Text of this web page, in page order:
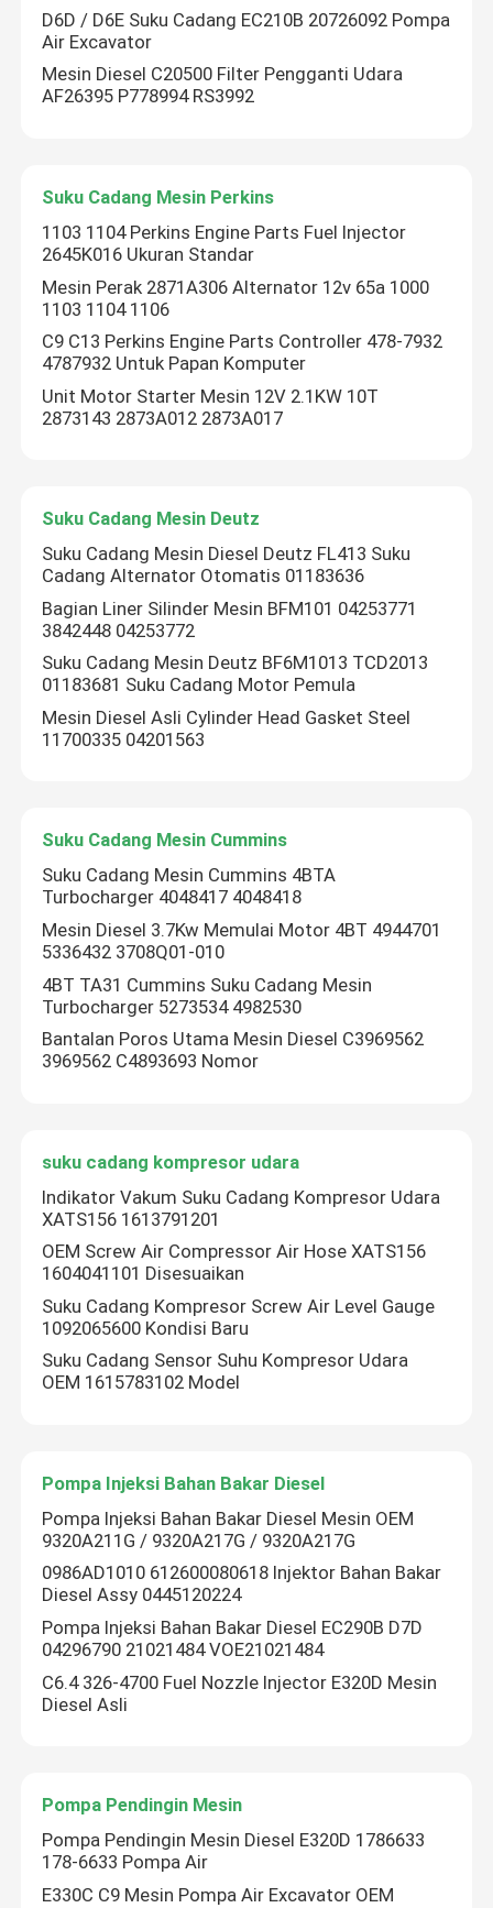
Rumah
Produk
Tentang kami
Tur Pabrik
Kontrol kualitas
Hubungi kami
Suku Cadang Ekskavator
D6D / D6E Suku Cadang EC210B 20726092 Pompa
Air Excavator
Mesin Diesel C20500 Filter Pengganti Udara
AF26395 P778994 RS3992
Suku Cadang Mesin Perkins
1103 1104 Perkins Engine Parts Fuel Injector
2645K016 Ukuran Standar
Mesin Perak 2871A306 Alternator 12v 65a 1000
1103 1104 1106
C9 C13 Perkins Engine Parts Controller 478-7932
4787932 Untuk Papan Komputer
Unit Motor Starter Mesin 12V 2.1KW 10T
2873143 2873A012 2873A017
Suku Cadang Mesin Deutz
Suku Cadang Mesin Diesel Deutz FL413 Suku
Cadang Alternator Otomatis 01183636
Bagian Liner Silinder Mesin BFM101 04253771
3842448 04253772
Suku Cadang Mesin Deutz BF6M1013 TCD2013
01183681 Suku Cadang Motor Pemula
Mesin Diesel Asli Cylinder Head Gasket Steel
11700335 04201563
Suku Cadang Mesin Cummins
Suku Cadang Mesin Cummins 4BTA
Turbocharger 4048417 4048418
Mesin Diesel 3.7Kw Memulai Motor 4BT 4944701
5336432 3708Q01-010
4BT TA31 Cummins Suku Cadang Mesin
Turbocharger 5273534 4982530
Bantalan Poros Utama Mesin Diesel C3969562
3969562 C4893693 Nomor
suku cadang kompresor udara
Indikator Vakum Suku Cadang Kompresor Udara
XATS156 1613791201
OEM Screw Air Compressor Air Hose XATS156
1604041101 Disesuaikan
Suku Cadang Kompresor Screw Air Level Gauge
1092065600 Kondisi Baru
Suku Cadang Sensor Suhu Kompresor Udara
OEM 1615783102 Model
Pompa Injeksi Bahan Bakar Diesel
Pompa Injeksi Bahan Bakar Diesel Mesin OEM
9320A211G / 9320A217G / 9320A217G
0986AD1010 612600080618 Injektor Bahan Bakar
Diesel Assy 0445120224
Pompa Injeksi Bahan Bakar Diesel EC290B D7D
04296790 21021484 VOE21021484
C6.4 326-4700 Fuel Nozzle Injector E320D Mesin
Diesel Asli
Pompa Pendingin Mesin
Pompa Pendingin Mesin Diesel E320D 1786633
178-6633 Pompa Air
E330C C9 Mesin Pompa Air Excavator OEM